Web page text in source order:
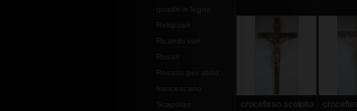
quadri in legno
Reliquiari
Ricambi vari
Rosari
Rosario per abito
francescano
Scapolari
crocefisso scolpito